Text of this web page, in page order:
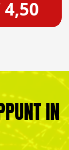
4,50
IN